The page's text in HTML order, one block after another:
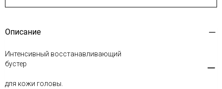
Описание
Интенсивный восстанавливающий
бустер
для кожи головы.